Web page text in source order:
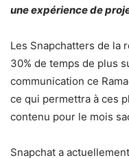
une expérience de
Les Snapchatters de la
30% de temps de plus
communication ce
ce qui permettra à ces
contenu pour le mois
Snapchat a